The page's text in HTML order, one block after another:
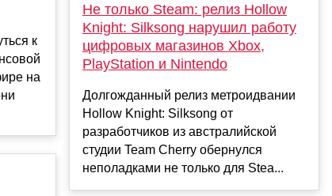
к
на
Не только Steam: релиз Hollow
Knight: Silksong нарушил работу
цифровых магазинов Xbox,
PlayStation и Nintendo
Долгожданный релиз метроидвании
Hollow Knight: Silksong от
разработчиков из австралийской
студии Team Cherry обернулся
неполадками не только для Stea...